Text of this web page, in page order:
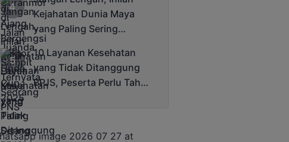
Kejahatan Dunia Maya
yang Paling Sering
Terjadi
10 Layanan Kesehatan
yang Tidak Ditanggung
BPJS, Peserta Perlu Tahu
Saat Darurat IGD